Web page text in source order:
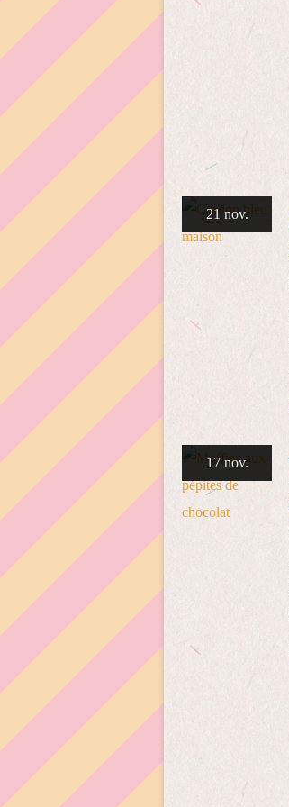
21 nov.
17 nov.